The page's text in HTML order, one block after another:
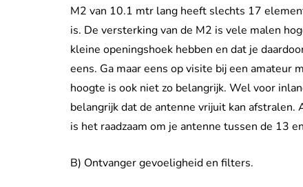
M2 van 10.1 mtr lang heeft slechts 17
is. De versterking van de M2 is vele malen
kleine openingshoek hebben en dat je
eens. Ga maar eens op visite bij een amateur
hoogte is ook niet zo belangrijk. Wel voor
belangrijk dat de antenne vrijuit kan
is het raadzaam om je antenne tussen de 13
B) Ontvanger gevoeligheid en filters.